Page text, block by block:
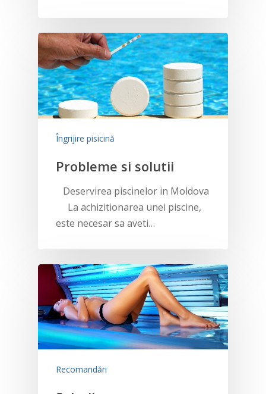
Îngrijire pisicină
Probleme si solutii
Deservirea piscinelor in Moldova
La achizitionarea unei piscine,
este necesar sa aveti…
Recomandări